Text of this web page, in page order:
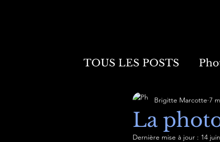
TOUS LES POSTS
La
Brigitte Marcotte 7
Dernière mise à jour : 14